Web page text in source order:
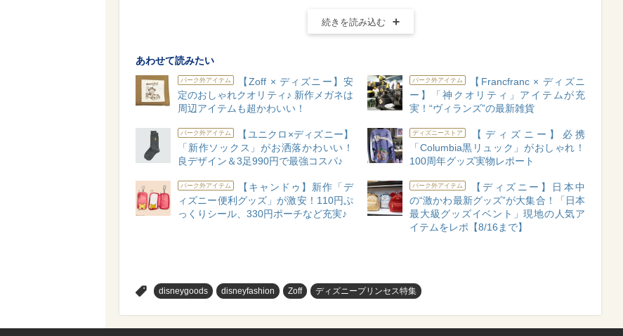
続きを読み込む
あわせて読みたい
パーク外アイテム
【Zoff × ディズニー】安
定のおしゃれクオリティ♪ 新作メガネは
周辺アイテムも超かわいい！
パーク外アイテム
【Francfranc × ディズニ
ー】「神クオリティ」アイテムが充
実！“ヴィランズ”の最新雑貨
パーク外アイテム
【ユニクロ×ディズニー】
「新作ソックス」がお洒落かわいい！
良デザイン＆3足990円で最強コスパ♪
ディズニーストア
【ディズニー】必携
「Columbia黒リュック」がおしゃれ！
100周年グッズ実物レポート
パーク外アイテム
【キャンドゥ】新作「デ
ィズニー便利グッズ」が激安！110円ぷ
っくりシール、330円ポーチなど充実♪
パーク外アイテム
【ディズニー】日本中
の“激かわ最新グッズ”が大集合！「日本
最大級グッズイベント」現地の人気ア
イテムをレポ【8/16まで】
disneygoods disneyfashion Zoff ディズニープリンセス特集